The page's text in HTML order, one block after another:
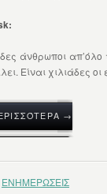
άνθρωποι
Είναι χιλιάδες
→
ΕΝΗΜΕΡΩΣΕΙΣ